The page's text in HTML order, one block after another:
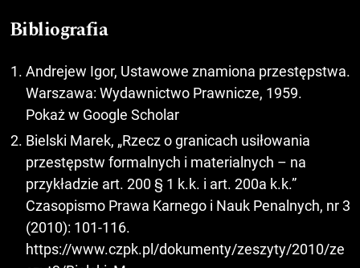
Bibliografia
Andrejew Igor, Ustawowe znamiona przestępstwa.
Warszawa: Wydawnictwo Prawnicze, 1959.
Pokaż w Google Scholar
Bielski Marek, „Rzecz o granicach usiłowania
przestępstw formalnych i materialnych – na
przykładzie art. 200 § 1 k.k. i art. 200a k.k.”
Czasopismo Prawa Karnego i Nauk Penalnych, nr 3
(2010): 101-116.
https://www.czpk.pl/dokumenty/zeszyty/2010/ze